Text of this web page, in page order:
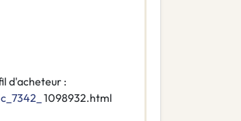
d'acheteur :
1098932.html